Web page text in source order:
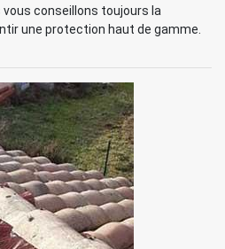
vous conseillons toujours la
une protection haut de gamme.